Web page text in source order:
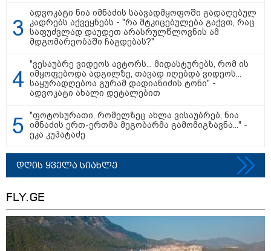
კატეგორიის ყველა სიახლე
მკითხველის რჩევით
19:52 / 08-08-2026
"სანაპირო რაიონებში
მოსალოდნელია წვიმა"
19:32 / 08-08-2026
"სიმბოლურია, რომ
კობახიძის
"მკაცრად
ირაკლი
ადვოკატი ნია იმნაძის საავადმყოფოში გადაღებულ
კადრებს აქვეყნებს - "რა მტკიცებულება გაქვთ, რაც
საფუძვლად დაუდეთ არასრულწლოვნის ამ
მდგომარეობაში ჩაგდებას?"
"ვესაუბრე ვიდეოს ავტორს... მიდასტურებს, რომ ის
იმყოფებოდა ადგილზე, თავად იღებდა ვიდეოს...
საყურადღებოა გურამ დადიანიძის ტონი" -
ადვოკატი ახალი დეტალებით
"ფოტოსურათი, რომელზეც ახლა ვისაუბრებ, ნია
იმნაძის ერთ-ერთმა მეგობარმა გამომიგზავნა..." -
ეკა კუპატაძე
დღის ყველა სიახლე
FLY.GE